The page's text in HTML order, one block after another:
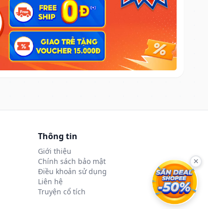
Thông tin
Giới thiệu
Chính sách bảo mật
Điều khoản sử dụng
Liên hệ
Truyện cổ tích
×